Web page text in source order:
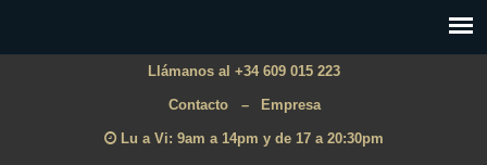
Llámanos al +34 609 015 223
Contacto – Empresa
Lu a Vi: 9am a 14pm y de 17 a 20:30pm